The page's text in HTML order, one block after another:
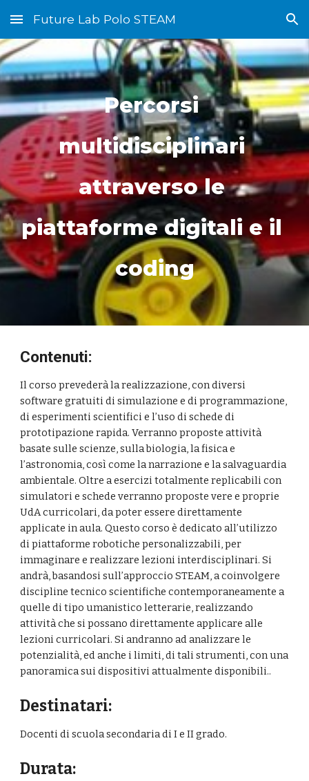
Skip to main content Skip to navigation
Future Lab Polo STEAM
Percorsi
multidisciplinari
attraverso le
piattaforme digitali e il
coding
Contenuti:
Il corso prevederà la realizzazione, con diversi
software gratuiti di simulazione e di programmazione,
di esperimenti scientifici e l’uso di schede di
prototipazione rapida. Verranno proposte attività
basate sulle scienze, sulla biologia, la fisica e
l’astronomia, così come la narrazione e la salvaguardia
ambientale. Oltre a esercizi totalmente replicabili con
simulatori e schede verranno proposte vere e proprie
UdA curricolari, da poter essere direttamente
applicate in aula. Questo corso è dedicato all’utilizzo
di piattaforme robotiche personalizzabili, per
immaginare e realizzare lezioni interdisciplinari. Si
andrà, basandosi sull’approccio STEAM, a coinvolgere
discipline tecnico scientifiche contemporaneamente a
quelle di tipo umanistico letterarie,realizzando
attività che si possano direttamente applicare alle
lezioni curricolari. Si andranno ad analizzare le
potenzialità, ed anche i limiti, di tali strumenti, con una
panoramica sui dispositivi attualmente disponibili..
Destinatari:
Docenti di scuola secondaria di I e II grado.
Durata: